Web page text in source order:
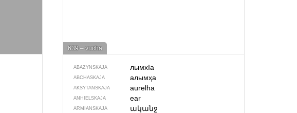
639 – vucha
ABAZYNSKAJA лымхIа
ABCHASKAJA алымҳа
AKSYTANSKAJA aurelha
ANHIELSKAJA ear
ARMIANSKAJA ականջ